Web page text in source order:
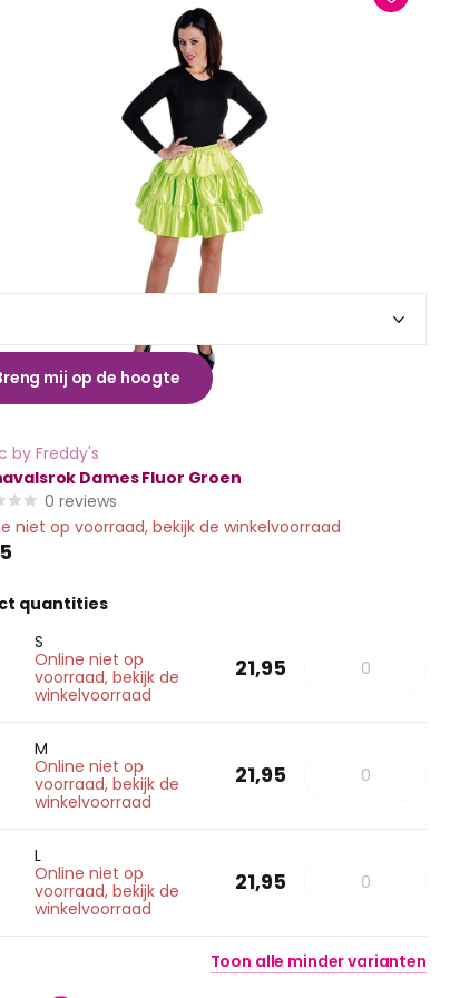
mij op de hoogte
by Freddy's
Dames Fluor Groen
0 reviews
niet op voorraad, bekijk de winkelvoorraad
quantities
S
Online niet op
voorraad, bekijk de
winkelvoorraad
21,95
M
Online niet op
voorraad, bekijk de
winkelvoorraad
21,95
L
Online niet op
voorraad, bekijk de
winkelvoorraad
21,95
Toon alle mindervarianten